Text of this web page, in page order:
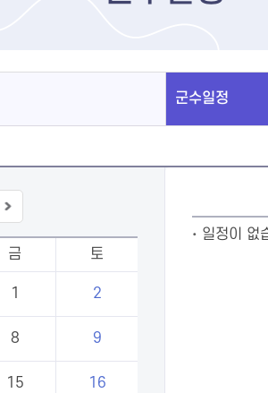
군수일정
달
금 토
1 2
8 9
15 16
일정이 없